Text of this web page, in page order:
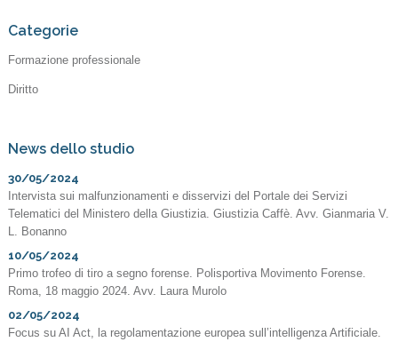
Categorie
Formazione professionale
Diritto
News dello studio
30/05/2024
Intervista sui malfunzionamenti e disservizi del Portale dei Servizi
Telematici del Ministero della Giustizia. Giustizia Caffè. Avv. Gianmaria V.
L. Bonanno
10/05/2024
Primo trofeo di tiro a segno forense. Polisportiva Movimento Forense.
Roma, 18 maggio 2024. Avv. Laura Murolo
02/05/2024
Focus su AI Act, la regolamentazione europea sull’intelligenza Artificiale.